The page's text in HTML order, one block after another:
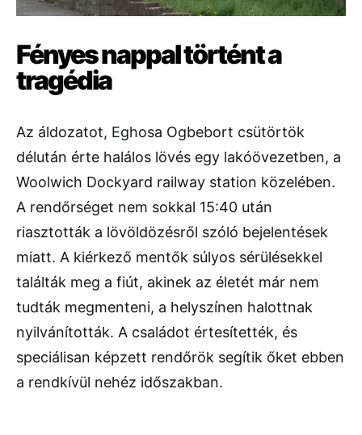
Fényes nappal történt a
tragédia
Az áldozatot, Eghosa Ogbebort csütörtök
délután érte halálos lövés egy lakóövezetben, a
Woolwich Dockyard railway station közelében.
A rendőrséget nem sokkal 15:40 után
riasztották a lövöldözésről szóló bejelentések
miatt. A kiérkező mentők súlyos sérülésekkel
találták meg a fiút, akinek az életét már nem
tudták megmenteni, a helyszínen halottnak
nyilvánították. A családot értesítették, és
speciálisan képzett rendőrök segítik őket ebben
a rendkívül nehéz időszakban.